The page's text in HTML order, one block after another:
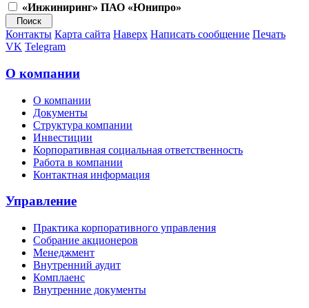
«Инжиниринг» ПАО «Юнипро»
Контакты Карта сайта Наверх Написать сообщение Печать
VK Telegram
О компании
О компании
Документы
Структура компании
Инвестиции
Корпоративная социальная ответственность
Работа в компании
Контактная информация
Управление
Практика корпоративного управления
Собрание акционеров
Менеджмент
Внутренний аудит
Комплаенс
Внутренние документы